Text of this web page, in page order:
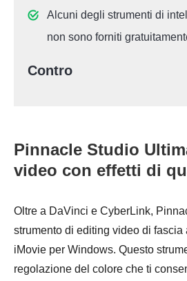
Alcuni degli strumenti di
non sono forniti
Contro
Pinnacle Studio
video con effetti di
Oltre a DaVinci e CyberLink,
strumento di editing video di fascia
iMovie per Windows. Questo
regolazione del colore che ti